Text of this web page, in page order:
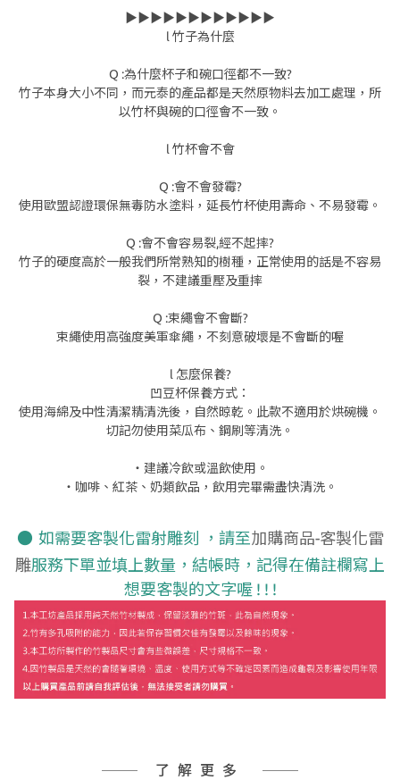
▶▶▶▶▶▶▶▶▶▶▶▶
l 竹子為什麼
Q :為什麼杯子和碗口徑都不一致?
竹子本身大小不同，而元泰的產品都是天然原物料去加工處理，所
以竹杯與碗的口徑會不一致。
l 竹杯會不會
Q :會不會發霉?
使用歐盟認證環保無毒防水塗料，延長竹杯使用壽命、不易發霉。
Q :會不會容易裂,經不起摔?
竹子的硬度高於一般我們所常熟知的樹種，正常使用的話是不容易
裂，不建議重壓及重摔
Q :束繩會不會斷?
束繩使用高強度美軍傘繩，不刻意破壞是不會斷的喔
l 怎麼保養?
凹豆杯保養方式：
使用海綿及中性清潔精清洗後，自然晾乾。此款不適用於烘碗機。
切記勿使用菜瓜布、鋼刷等清洗。
‧建議冷飲或溫飲使用。
‧咖啡、紅茶、奶類飲品，飲用完畢需盡快清洗。
● 如需要客製化雷射雕刻 ，請至加購商品-客製化雷
雕服務下單並填上數量 ， 結帳時，記得在備註欄寫上
想要客製的文字喔 ! ! !
了解更多